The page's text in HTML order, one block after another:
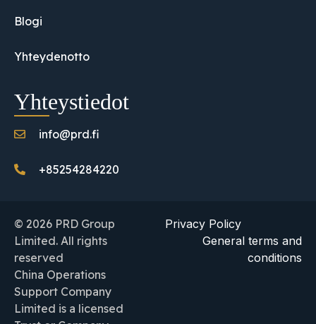
Blogi
Yhteydenotto
Yhteystiedot
info@prd.fi
+85254284220
© 2026 PRD Group
Limited. All rights
reserved
China Operations
Support Company
Limited is a licensed
Privacy Policy
General terms and
conditions